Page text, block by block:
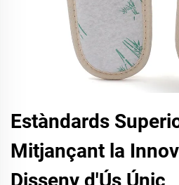
Estàndards
Mitjançant la